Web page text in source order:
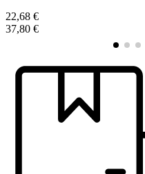
22,68 €
37,80 €